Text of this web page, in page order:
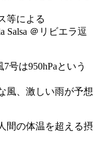
等による
Salsa ＠リビエラ逗
号は950hPaという
風、激しい雨が予想
間の体温を超える摂